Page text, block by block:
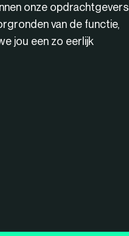
onze opdrachtgevers
van de functie,
jou een zo eerlijk